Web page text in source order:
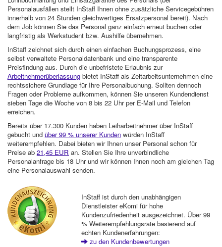
Personalausfällen stellt InStaff Ihnen ohne zusätzliche Servicegebühren
innerhalb von 24 Stunden gleichwertiges Ersatzpersonal bereit). Nach
dem Job können Sie das Personal ganz einfach erneut buchen oder
langfristig als Werkstudent bzw. Aushilfe übernehmen.
InStaff zeichnet sich durch einen einfachen Buchungsprozess, eine
selbst verwaltete Personaldatenbank und eine transparente
Preisfindung aus. Durch die unbefristete Erlaubnis zur
Arbeitnehmerüberlassung bietet InStaff als Zeitarbeitsunternehmen eine
rechtssichere Grundlage für Ihre Personalbuchung. Sollten dennoch
Fragen oder Probleme aufkommen, können Sie unseren Kundendienst
sieben Tage die Woche von 8 bis 22 Uhr per E-Mail und Telefon
erreichen.
Bereits über 17.300 Kunden haben Leiharbeitnehmer über InStaff
gebucht und über 99 % unserer Kunden würden InStaff
weiterempfehlen. Dabei bieten wir Ihnen unser Personal schon für
Preise ab 21,45 EUR an. Stellen Sie Ihre unverbindliche
Personalanfrage bis 18 Uhr und wir können Ihnen noch am gleichen Tag
eine Personalauswahl senden.
InStaff ist durch den unabhängigen
Dienstleister eKomi für hohe
Kundenzufriedenheit ausgezeichnet. Über 99
% Weiterempfehlungsrate basierend auf
echten Kundenerfahrungen:
zu den Kundenbewertungen